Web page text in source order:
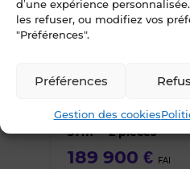
d’une expérience
les refuser, ou modifiez vos
"Préférences".
Préférences
Gestion des cookies
Appartement
SAINT-MALO
Servan
37m² • 2 pièces
189 900 € FAI